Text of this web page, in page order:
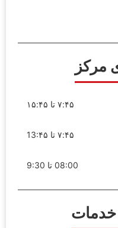
مرکز
۷:۴۵ تا ۱۵:۴۵
۷:۴۵ تا 13:۴۵
08:00 تا 9:30